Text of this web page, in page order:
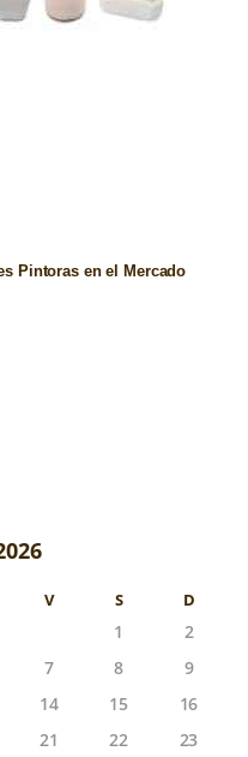
Pintoras en el Mercado
V S D
1
2
7 8
9
14 15
16
21 22
23